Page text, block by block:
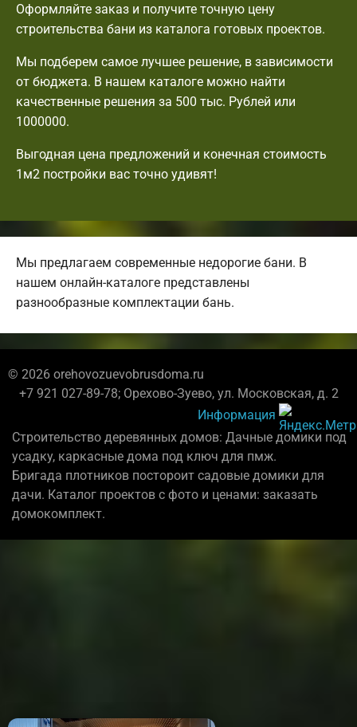
Оформляйте заказ и получите точную цену
строительства бани из каталога готовых проектов.
Мы подберем самое лучшее решение, в зависимости
от бюджета. В нашем каталоге можно найти
качественные решения за 500 тыс. Рублей или
1000000.
Выгодная цена предложений и конечная стоимость
1м2 постройки вас точно удивят!
Мы предлагаем современные недорогие бани. В
нашем онлайн-каталоге представлены
разнообразные комплектации бань.
© 2026 orehovozuevobrusdoma.ru
+7 921 027-89-78; Орехово-Зуево, ул. Московская, д. 2
Информация
Строительство деревянных домов: Дачные домики под
усадку, каркасные дома под ключ для пмж.
Бригада плотников постороит садовые домики для
дачи. Каталог проектов с фото и ценами: заказать
домокомплект.